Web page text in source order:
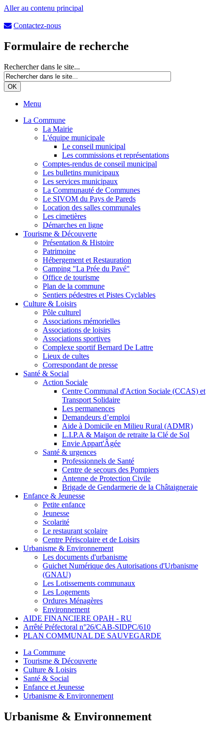
Aller au contenu principal
Contactez-nous
Formulaire de recherche
Rechercher dans le site...
Menu
La Commune
La Mairie
L'équipe municipale
Le conseil municipal
Les commissions et représentations
Comptes-rendus de conseil municipal
Les bulletins municipaux
Les services municipaux
La Communauté de Communes
Le SIVOM du Pays de Pareds
Location des salles communales
Les cimetières
Démarches en ligne
Tourisme & Découverte
Présentation & Histoire
Patrimoine
Hébergement et Restauration
Camping "La Prée du Pavé"
Office de tourisme
Plan de la commune
Sentiers pédestres et Pistes Cyclables
Culture & Loisirs
Pôle culturel
Associations mémorielles
Associations de loisirs
Associations sportives
Complexe sportif Bernard De Lattre
Lieux de cultes
Correspondant de presse
Santé & Social
Action Sociale
Centre Communal d'Action Sociale (CCAS) et
Transport Solidaire
Les permanences
Demandeurs d’emploi
Aide à Domicile en Milieu Rural (ADMR)
L.I.P.A & Maison de retraite la Clé de Sol
Envie Appart'Âgée
Santé & urgences
Professionnels de Santé
Centre de secours des Pompiers
Antenne de Protection Civile
Brigade de Gendarmerie de la Châtaigneraie
Enfance & Jeunesse
Petite enfance
Jeunesse
Scolarité
Le restaurant scolaire
Centre Périscolaire et de Loisirs
Urbanisme & Environnement
Les documents d'urbanisme
Guichet Numérique des Autorisations d'Urbanisme
(GNAU)
Les Lotissements communaux
Les Logements
Ordures Ménagères
Environnement
AIDE FINANCIERE OPAH - RU
Arrêté Préfectoral n°26/CAB-SIDPC/610
PLAN COMMUNAL DE SAUVEGARDE
La Commune
Tourisme & Découverte
Culture & Loisirs
Santé & Social
Enfance et Jeunesse
Urbanisme & Environnement
Urbanisme & Environnement